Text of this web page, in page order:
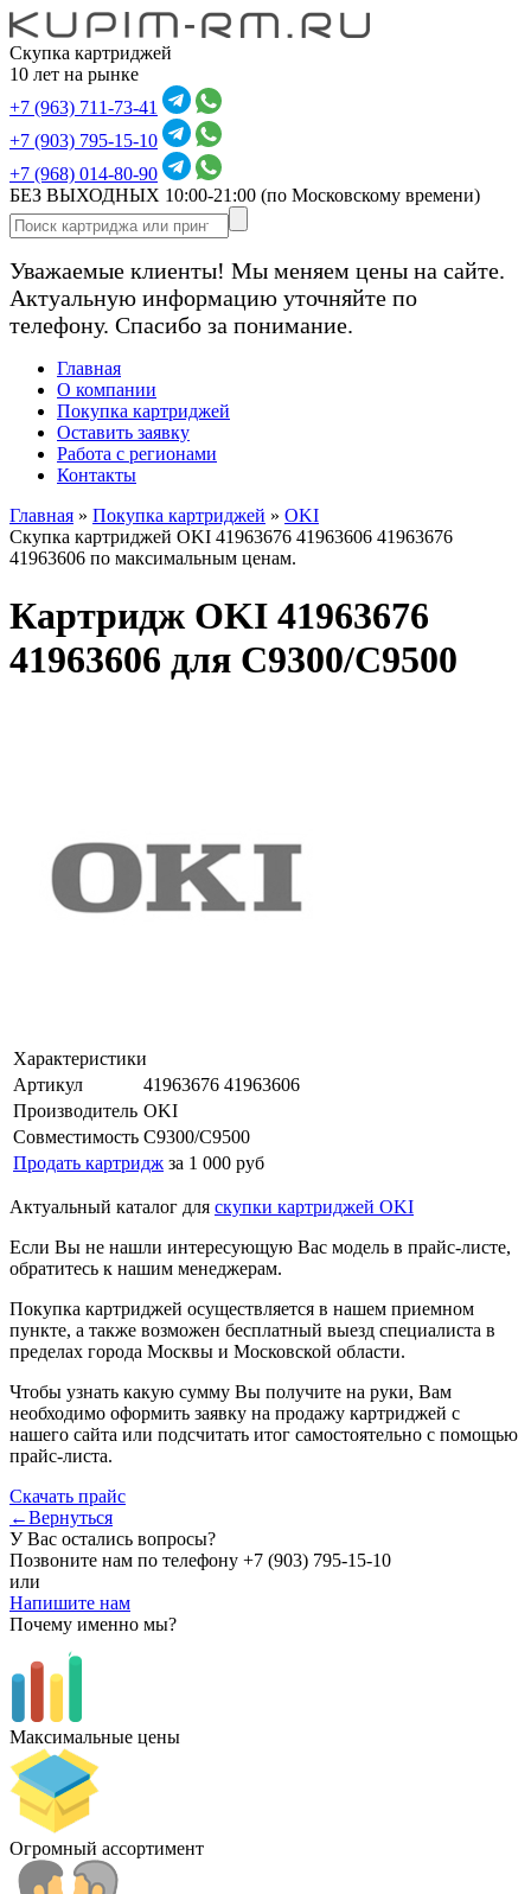
Скупка картриджей
10 лет на рынке
+7 (963) 711-73-41
+7 (903) 795-15-10
+7 (968) 014-80-90
БЕЗ ВЫХОДНЫХ 10:00-21:00 (по Московскому времени)
Уважаемые клиенты! Мы меняем цены на сайте.
Актуальную информацию уточняйте по
телефону. Спасибо за понимание.
Главная
О компании
Покупка картриджей
Оставить заявку
Работа с регионами
Контакты
Главная » Покупка картриджей » OKI
Скупка картриджей OKI 41963676 41963606 41963676
41963606 по максимальным ценам.
Картридж OKI 41963676
41963606 для C9300/C9500
Характеристики
Артикул
41963676 41963606
Производитель OKI
Совместимость C9300/C9500
Продать картридж за 1 000 руб
Актуальный каталог для скупки картриджей OKI
Если Вы не нашли интересующую Вас модель в прайс-листе,
обратитесь к нашим менеджерам.
Покупка картриджей осуществляется в нашем приемном
пункте, а также возможен бесплатный выезд специалиста в
пределах города Москвы и Московской области.
Чтобы узнать какую сумму Вы получите на руки, Вам
необходимо оформить заявку на продажу картриджей с
нашего сайта или подсчитать итог самостоятельно с помощью
прайс-листа.
Скачать прайс
←Вернуться
У Вас остались вопросы?
Позвоните нам по телефону +7 (903) 795-15-10
или
Напишите нам
Почему именно мы?
Максимальные цены
Огромный ассортимент